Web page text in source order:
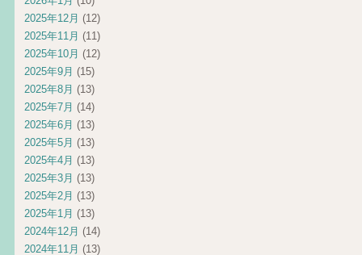
2025年12月 (12)
2025年11月 (11)
2025年10月 (12)
2025年9月 (15)
2025年8月 (13)
2025年7月 (14)
2025年6月 (13)
2025年5月 (13)
2025年4月 (13)
2025年3月 (13)
2025年2月 (13)
2025年1月 (13)
2024年12月 (14)
2024年11月 (13)